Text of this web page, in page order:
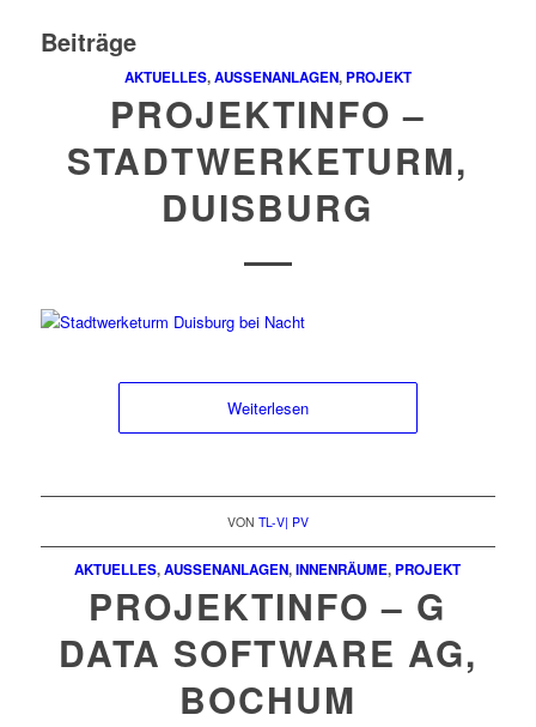
Beiträge
AKTUELLES,AUSSENANLAGEN ,PROJEKT
PROJEKTINFO –
STADTWERKETURM,
DUISBURG
Weiterlesen
VON TL-V| PV
AKTUELLES,AUSSENANLAGEN ,INNENRÄUME,PROJEKT
PROJEKTINFO – G
DATA SOFTWARE AG,
BOCHUM